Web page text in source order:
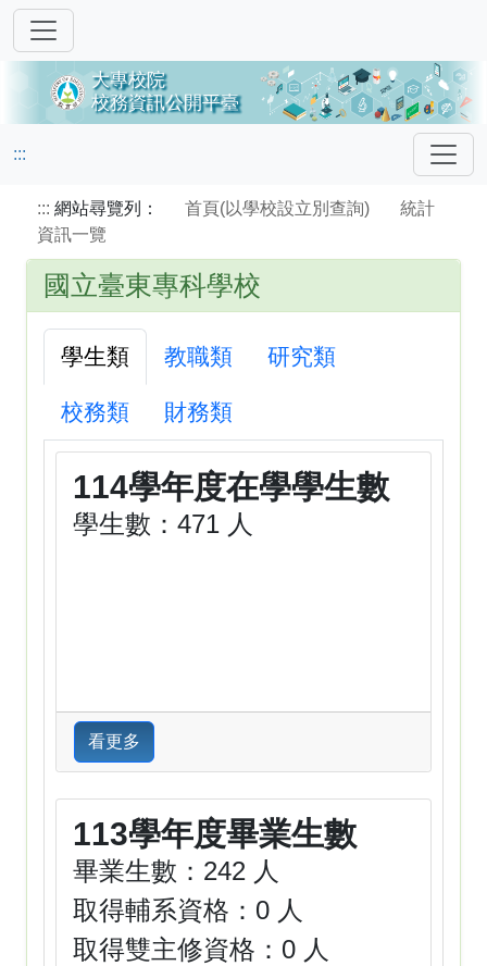
:::
::: 網站尋覽列： 首頁(以學校設立別查詢)
統計
資訊一覽
國立臺東專科學校
學生類 教職類 研究類
校務類 財務類
114學年度在學學生數
學生數：471 人
看更多
113學年度畢業生數
畢業生數：242 人
取得輔系資格：0 人
取得雙主修資格：0 人